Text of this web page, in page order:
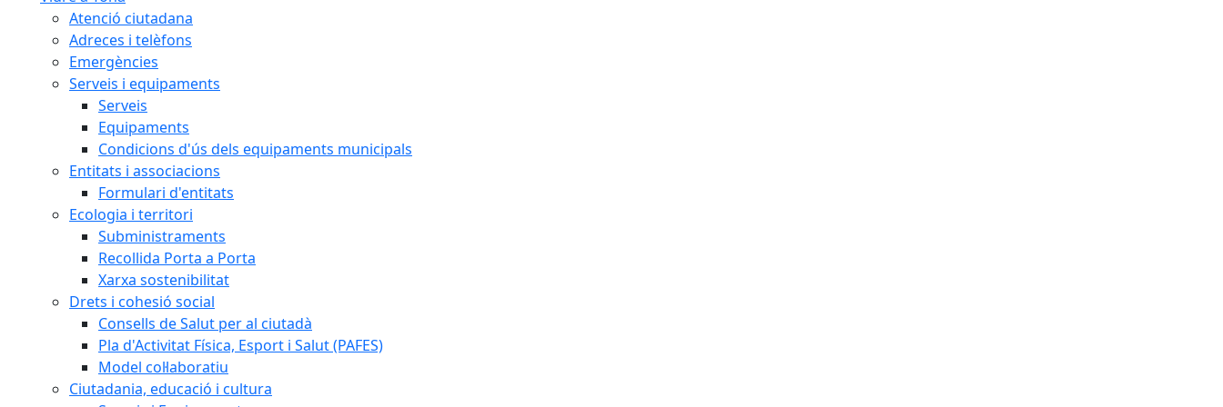
Atenció ciutadana
Adreces i telèfons
Emergències
Serveis i equipaments
Serveis
Equipaments
Condicions d'ús dels equipaments municipals
Entitats i associacions
Formulari d'entitats
Ecologia i territori
Subministraments
Recollida Porta a Porta
Xarxa sostenibilitat
Drets i cohesió social
Consells de Salut per al ciutadà
Pla d'Activitat Física, Esport i Salut (PAFES)
Model col·laboratiu
Ciutadania, educació i cultura